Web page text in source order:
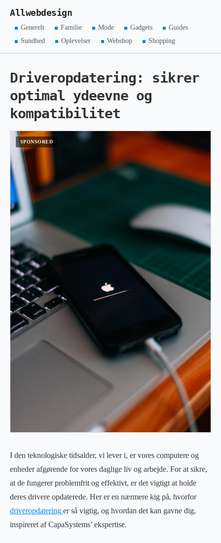
Allwebdesign
Generelt Familie Mode Gadgets
Guides
Sundhed
Oplevelser Webshop Shopping
Driveropdatering: sikrer
optimal ydeevne og
kompatibilitet
I den teknologiske tidsalder, vi lever i, er vores computere og
enheder afgørende for vores daglige liv og arbejde. For at sikre,
at de fungerer problemfrit og effektivt, er det vigtigt at holde
deres drivere opdaterede. Her er en nærmere kig på, hvorfor
driveropdatering er så vigtig, og hvordan det kan gavne dig,
inspireret af CapaSystems’ ekspertise.